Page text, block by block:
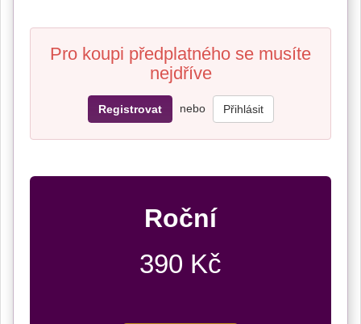
Pro koupi předplatného se musíte
nejdříve
Registrovat nebo Přihlásit
Roční
390 Kč